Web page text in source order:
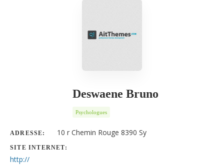
Deswaene Bruno
Psychologues
ADRESSE: 10 r Chemin Rouge 8390 Sy
SITE INTERNET:
http://